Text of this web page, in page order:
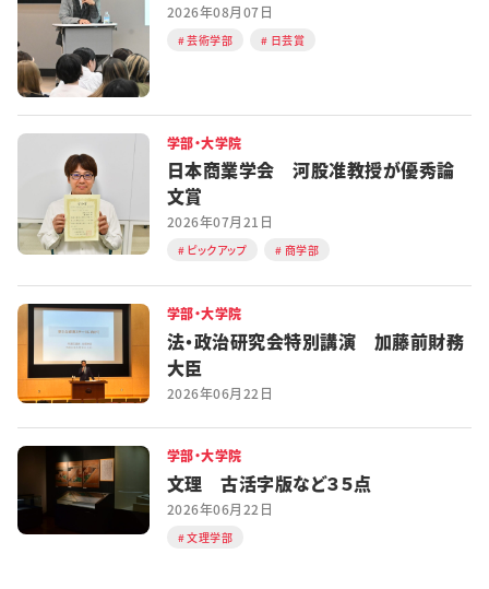
2026年08月07日
芸術学部 日芸賞
学部・大学院
日本商業学会 河股准教授が優秀論
文賞
2026年07月21日
ピックアップ 商学部
学部・大学院
法・政治研究会特別講演 加藤前財務
大臣
2026年06月22日
学部・大学院
文理 古活字版など３５点
2026年06月22日
文理学部